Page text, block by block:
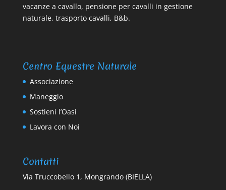
vacanze a cavallo, pensione per cavalli in gestione
naturale, trasporto cavalli, B&b.
Centro Equestre Naturale
Associazione
Maneggio
Sostieni l’Oasi
Lavora con Noi
Contatti
Via Truccobello 1, Mongrando (BIELLA)